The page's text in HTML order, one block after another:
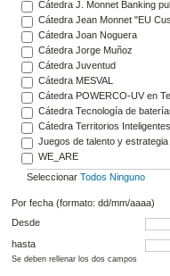
Cátedra J. Monnet Banking
Cátedra Jean Monnet "EU
Cátedra Joan Noguera
Cátedra Jorge Muñoz
Cátedra Juventud
Cátedra MESVAL
Cátedra POWERCO-UV en
Cátedra Tecnología de
Cátedra Territorios
Juegos de talento y estrategia
WE_ARE
Seleccionar Todos Ninguno
Por fecha (formato: dd/mm/aaaa)
Desde
hasta
Se deben rellenar los dos campos